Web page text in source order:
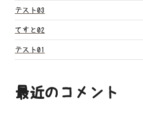
ン
テスト03
てすと02
テスト01
最近のコメント